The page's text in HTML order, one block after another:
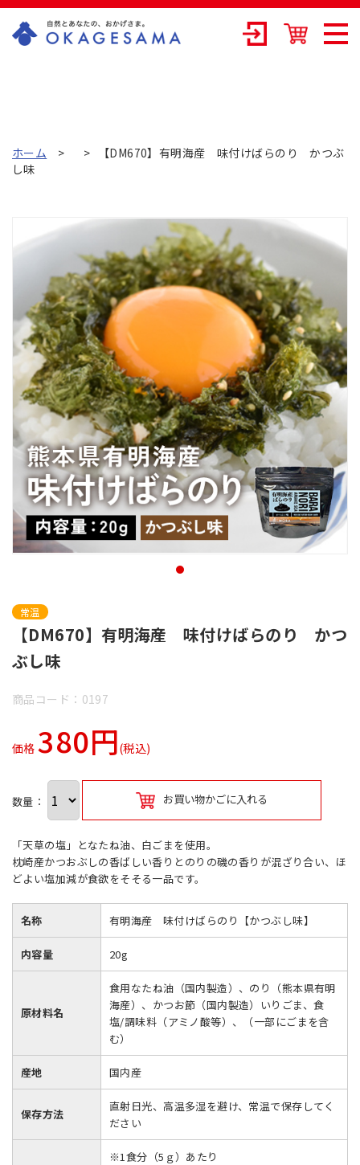
式会社の公式通
ホーム
【DM670】有明海産 味付けばらのり かつぶ
し味
常温
【DM670】有明海産 味付けばらのり かつ
ぶし味
商品コード：0197
価格380円(税込)
数量： お買い物かごに入れる
「天草の塩」となたね油、白ごまを使用。
枕崎産かつおぶしの香ばしい香りとのりの磯の香りが混ざり合い、ほ
どよい塩加減が食欲をそそる一品です。
名称 有明海産 味付けばらのり【かつぶし味】
内容量 20g
原材料名
食用なたね油（国内製造）、のり（熊本県有明
海産）、かつお節（国内製造）いりごま、食
塩/調味料（アミノ酸等）、（一部にごまを含
む）
産地 国内産
保存方法
直射日光、高温多湿を避け、常温で保存してく
ださい
※1食分（5ｇ）あたり